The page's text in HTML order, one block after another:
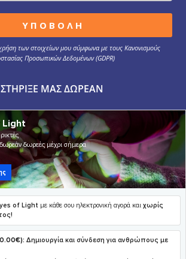
των στοιχείων μου σύμφωνα με τους Κανονισμούς
Προσωπικών Δεδομένων (GDPR)
ΣΤΉΡΙΞΕ ΜΑΣ ΔΩΡΕΆΝ